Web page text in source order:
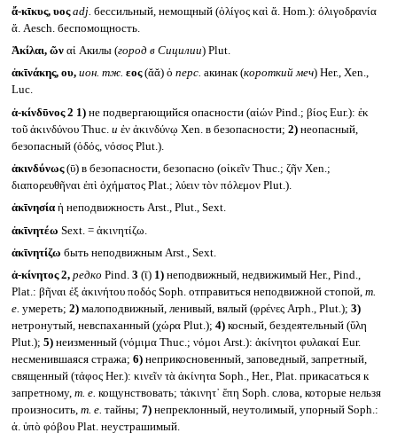
ἄ-κῑκυς, υος adj. бессильный, немощный (ὀλίγος καὶ ἄ. Hom.): όλιγοδρανία
ἄ. Aesch. беспомощность.
Ἀκίλαι, ῶναἱ Акилы (город в Сицилии) Plut.
ἀκῑνάκης, ου, ион. тж. εος(ᾰᾰ) ὁ перс. акинак (короткий меч) Her., Xen.,
Luc.
ἀ-κίνδῡνος 2 1)не подвергающийся опасности (αἰών Pind.; βίος Eur.): ἐκ
τοῦ ἀκινδύνου Thuc. и ἐν ἀκινδύνῳ Xen. в безопасности; 2)неопасный,
безопасный (ὁδός, νόσος Plut.).
ἀκινδύνως(ῡ) в безопасности, безопасно (οἰκεῖν Thuc.; ζῆν Xen.;
διαπορευθῆναι ἐπὶ ὀχήματος Plat.; λύειν τὸν πόλεμον Plut.).
ἀκῑνησία ἡ неподвижность Arst., Plut., Sext.
ἀκῑνητέω Sext. = ἀκινητίζω.
ἀκῑνητίζω быть неподвижным Arst., Sext.
ἀ-κίνητος 2, редко Pind. 3 (ῑ) 1)неподвижный, недвижимый Her., Pind.,
Plat.: βῆναι ἐξ ἀκινήτου ποδός Soph. отправиться неподвижной стопой,т.
е. умереть; 2)малоподвижный, ленивый, вялый (φρένες Arph., Plut.); 3)
нетронутый, невспаханный (χώρα Plut.); 4)косный, бездеятельный (ὕλη
Plut.); 5)неизменный (νόμιμα Thuc.; νόμοι Arst.): ἀκίνητοι φυλακαί Eur.
несменившаяся стража; 6)неприкосновенный, заповедный, запретный,
священный (τάφος Her.): κινεῖν τὰ ἀκίνητα Soph., Her., Plat. прикасаться к
запретному, т. е. кощунствовать; τἀκινητ᾽ ἔπη Soph. слова, которые нельзя
произносить, т. е. тайны; 7)непреклонный, неутолимый, упорный Soph.:
ἀ. ὑπὸ φόβου Plat. неустрашимый.